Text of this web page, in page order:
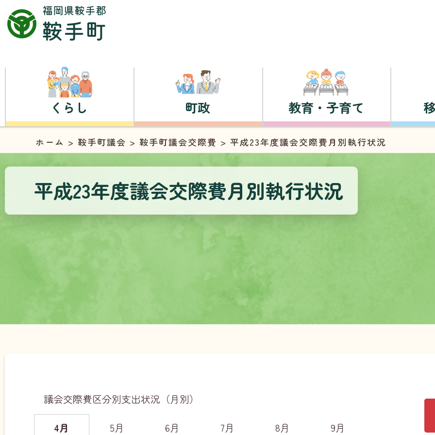
くらし 町政 教育・子育て
ホーム > 鞍手町議会 > 鞍手町議会交際費 > 平成23年度議会交際費月別執行状況
平成23年度議会交際費月別執行状況
議会交際費区分別支出状況（月別）
4月 5月 6月 7月 8月 9月